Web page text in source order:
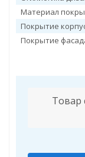
Материал
Покрытие
Покрытие
Товар